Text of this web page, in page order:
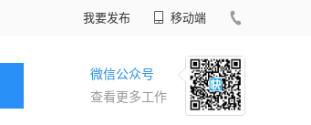
我要发布 移动端
微信公众号
查看更多工作